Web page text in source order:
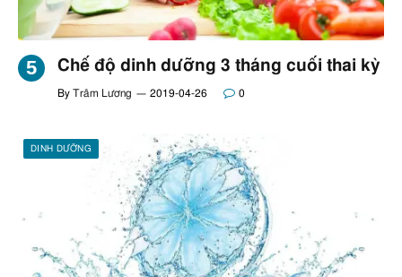
Chế độ dinh dưỡng 3 tháng cuối thai kỳ
By Trâm Lương 2019-04-26 0
DINH DƯỠNG